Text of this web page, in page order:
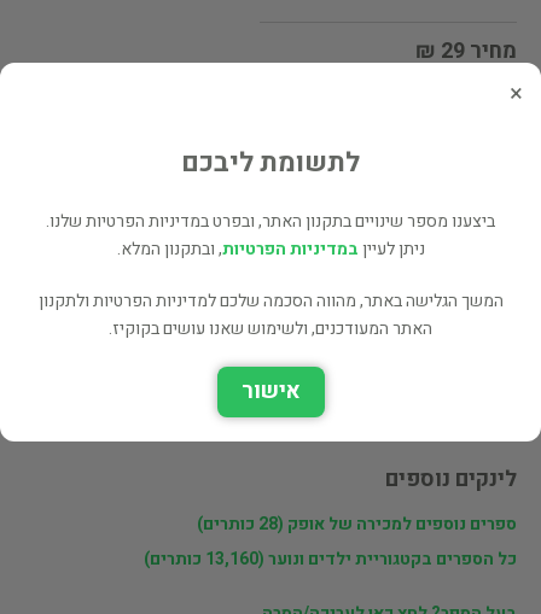
מחיר 29 ₪
פרטי המוכר
לינקים נוספים
ספרים נוספים למכירה של אופק (28 כותרים)
כל הספרים בקטגוריית ילדים ונוער (13,160 כותרים)
×
לתשומת ליבכם
ביצענו מספר שינויים בתקנון האתר, ובפרט במדיניות הפרטיות שלנו.
ניתן לעייןבמדיניות הפרטיות, ובתקנון המלא.
המשך הגלישה באתר, מהווה הסכמה שלכם למדיניות הפרטיות ולתקנון
האתר המעודכנים, ולשימוש שאנו עושים בקוקיז.
אישור